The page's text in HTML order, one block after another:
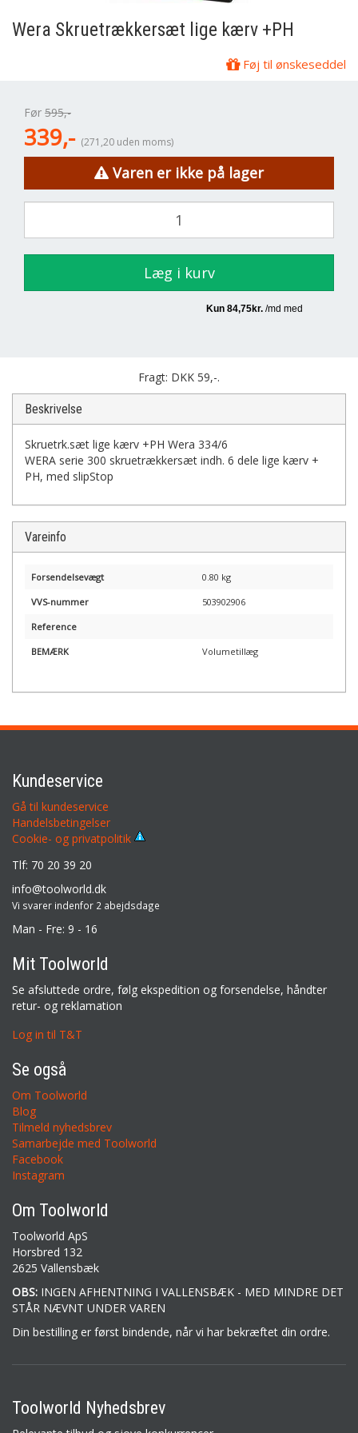
Wera Skruetrækkersæt lige kærv +PH
Føj til ønskeseddel
Før 595,-
339,- (271,20 uden moms)
Varen er ikke på lager
Læg i kurv
Fragt: DKK 59,-.
Beskrivelse
Skruetrk.sæt lige kærv +PH Wera 334/6
WERA serie 300 skruetrækkersæt indh. 6 dele lige kærv +
PH, med slipStop
Vareinfo
Forsendelsevægt 0.80 kg
VVS-nummer 503902906
Reference
BEMÆRK Volumetillæg
Kundeservice
Gå til kundeservice
Handelsbetingelser
Cookie- og privatpolitik
Tlf: 70 20 39 20
info@toolworld.dk
Vi svarer indenfor 2 abejdsdage
Man - Fre: 9 - 16
Mit Toolworld
Se afsluttede ordre, følg ekspedition og forsendelse, håndter
retur- og reklamation
Log in til T&T
Se også
Om Toolworld
Blog
Tilmeld nyhedsbrev
Samarbejde med Toolworld
Facebook
Instagram
Om Toolworld
Toolworld ApS
Horsbred 132
2625 Vallensbæk
OBS: INGEN AFHENTNING I VALLENSBÆK - MED MINDRE DET
STÅR NÆVNT UNDER VAREN
Din bestilling er først bindende, når vi har bekræftet din ordre.
Toolworld Nyhedsbrev